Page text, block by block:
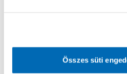
Összes süti